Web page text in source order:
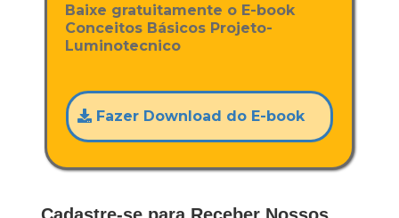
Baixe gratuitamente o E-book
Conceitos Básicos Projeto-
Luminotecnico
Fazer Download do E-book